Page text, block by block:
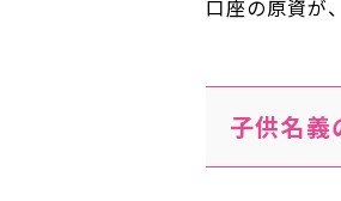
口座の原資が
子供名義